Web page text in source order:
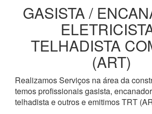
GASISTA /
TELHADISTA
(ART)
Realizamos Serviços na área da
temos profissionais gasista,
telhadista e outros e emitimos TRT